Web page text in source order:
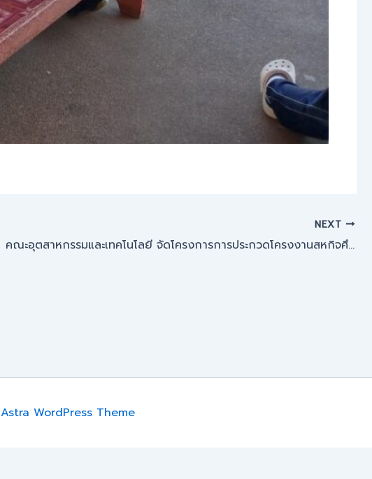
NEXT
คณะอุตสาหกรรมและเทคโนโลยี จัดโครงการการประกวดโครงงานสหกิจศึกษา ภาคเรียนที่ 1 ปีการศึกษา 2567
Astra WordPress Theme